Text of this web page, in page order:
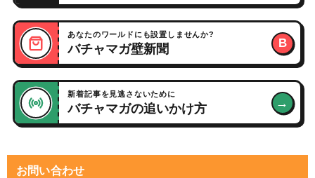
あなたのワールドにも設置しませんか?
バチャマガ壁新聞 B
新着記事を見逃さないために
バチャマガの追いかけ方 →
お問い合わせ